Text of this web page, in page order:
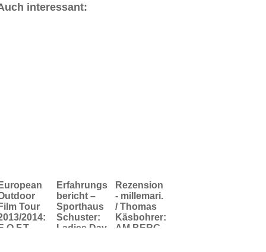
interessant:
European
Film Tour
2014:
Erfahrungs
bericht –
Sporthaus
Schuster:
Ladies Day
Rezension
- millemari.
/ Thomas
Käsbohrer:
AM BERG -